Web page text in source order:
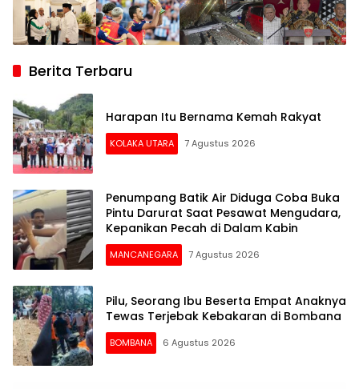
Berita Terbaru
Harapan Itu Bernama Kemah Rakyat
KOLAKA UTARA 7 Agustus 2026
Penumpang Batik Air Diduga Coba Buka
Pintu Darurat Saat Pesawat Mengudara,
Kepanikan Pecah di Dalam Kabin
MANCANEGARA 7 Agustus 2026
Pilu, Seorang Ibu Beserta Empat Anaknya
Tewas Terjebak Kebakaran di Bombana
BOMBANA 6 Agustus 2026
Siaran